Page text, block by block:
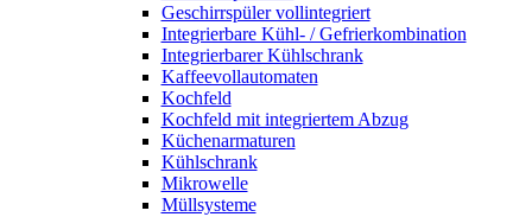
Geschirrspüler vollintegriert
Integrierbare Kühl- / Gefrierkombination
Integrierbarer Kühlschrank
Kaffeevollautomaten
Kochfeld
Kochfeld mit integriertem Abzug
Küchenarmaturen
Kühlschrank
Mikrowelle
Müllsysteme